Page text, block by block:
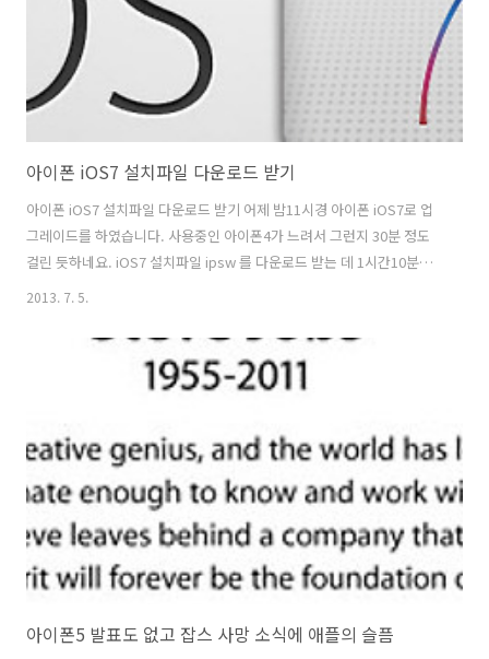
아이폰 iOS7 설치파일 다운로드 받기
아이폰 iOS7 설치파일 다운로드 받기 어제 밤11시경 아이폰 iOS7로 업
그레이드를 하였습니다. 사용중인 아이폰4가 느려서 그런지 30분 정도
걸린 듯하네요. iOS7 설치파일 ipsw 를 다운로드 받는 데 1시간10분정
도 걸리고 설치하는 데는 대량 40분 가량 걸린듯합니다. iOS7 설치를 해
플이 자랑하는 새로운 기능들이 대거 탑재 되었네요. iOS7 베타로 불안
정한 감은 있지만 국민은행/우리은행 어플, 카카오톡, 페이스북, 버스어
플 등이 잘되어 복원안하고 잘 사용하고 있습니다. iOS7 beta1를 설치
요. 특히 카메라 어플을 실행하면 사진 몇장찍을 수 있..
2013. 7. 5.
아이폰5 발표도 없고 잡스 사망 소식에 애플의 슬픔